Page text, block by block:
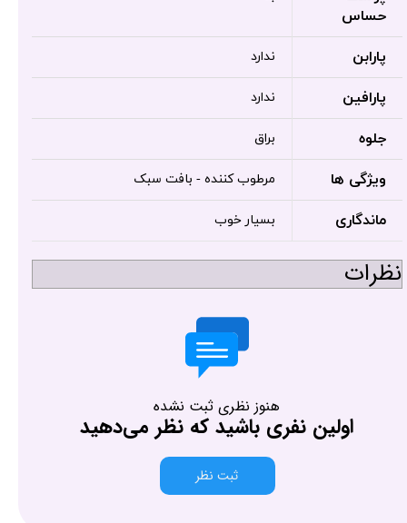
حساس
پارابن ندارد
پارافین ندارد
جلوه براق
ویژگی ها مرطوب کننده - بافت سبک
ماندگاری بسیار خوب
نظرات
هنوز نظری ثبت نشده
اولین نفری باشید که نظر می‌دهید
ثبت نظر